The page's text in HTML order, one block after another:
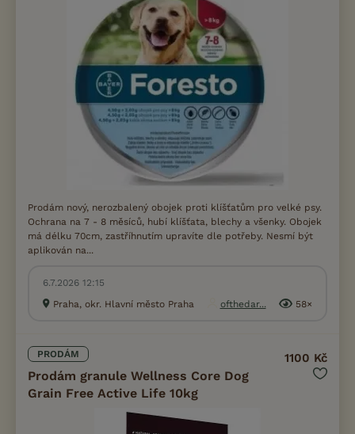
Prodám nový, nerozbalený obojek proti klíšťatům pro velké psy.
Ochrana na 7 - 8 měsíců, hubí klíšťata, blechy a všenky. Obojek
má délku 70cm, zastříhnutím upravíte dle potřeby. Nesmí být
aplikován na...
6.7.2026 12:15
Praha, okr. Hlavní město Praha
ofthedar... 58×
PRODÁM
Prodám granule Wellness Core Dog
Grain Free Active Life 10kg
1100 Kč